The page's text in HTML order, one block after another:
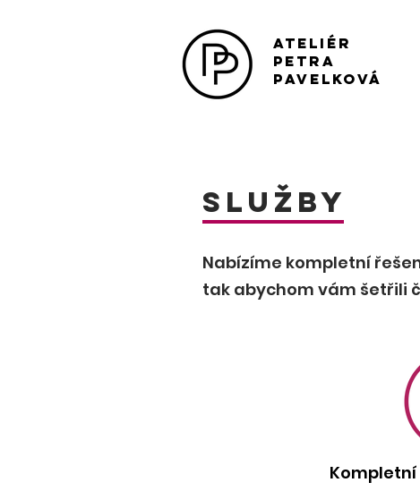
ateliér
petra
pavelková
služby
Nabízíme kompletní
tak abychom vám šetřili